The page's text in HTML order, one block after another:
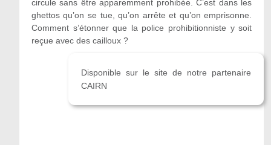
circule sans être apparemment prohibée. C’est dans les
ghettos qu’on se tue, qu’on arrête et qu’on emprisonne.
Comment s’étonner que la police prohibitionniste y soit
reçue avec des cailloux ?
Disponible sur le site de notre partenaire
CAIRN